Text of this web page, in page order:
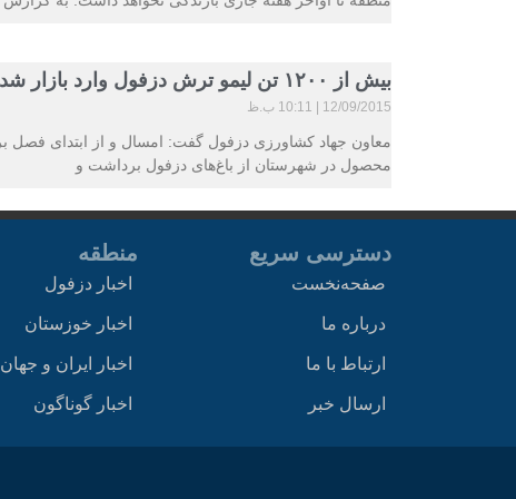
بیش از ۱۲۰۰ تن لیمو ترش دزفول وارد بازار شد
12/09/2015 10:11 ب.ظ
محصول در شهرستان از باغ‌های دزفول برداشت و
دسترسی سریع
صفحه‌نخست
درباره ما
ارتباط با ما
ارسال خبر
منطقه
اخبار دزفول
اخبار خوزستان
اخبار ایران و جهان
اخبار گوناگون